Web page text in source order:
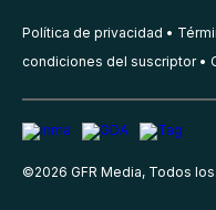
Política de privacidad
condiciones del suscriptor
©2026 GFR Media, Todos